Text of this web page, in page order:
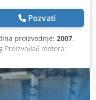
Pozvati
proizvodnje: 2007,
Proizvođač motora:
Mašine na
raznovrsan izbor
više opcija od onih
pozovite ili pošaljite e-